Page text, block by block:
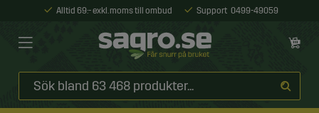
Alltid 69:- exkl. moms till ombud Support 0499-49059